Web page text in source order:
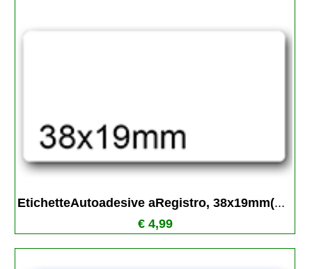
EtichetteAutoadesive aRegistro, 38x19mm(...
€ 4,99